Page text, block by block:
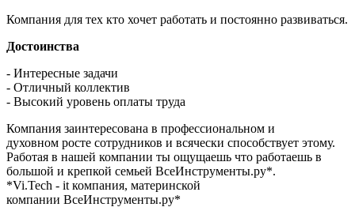
Компания для тех кто хочет работать и постоянно развиваться.
Достоинства
- Интересные задачи
- Отличный коллектив
- Высокий уровень оплаты труда
Компания заинтересована в профессиональном и
духовном росте сотрудников и всячески способствует этому.
Работая в нашей компании ты ощущаешь что работаешь в
большой и крепкой семьей ВсеИнструменты.ру*.
*Vi.Tech - it компания, материнской
компании ВсеИнструменты.ру*